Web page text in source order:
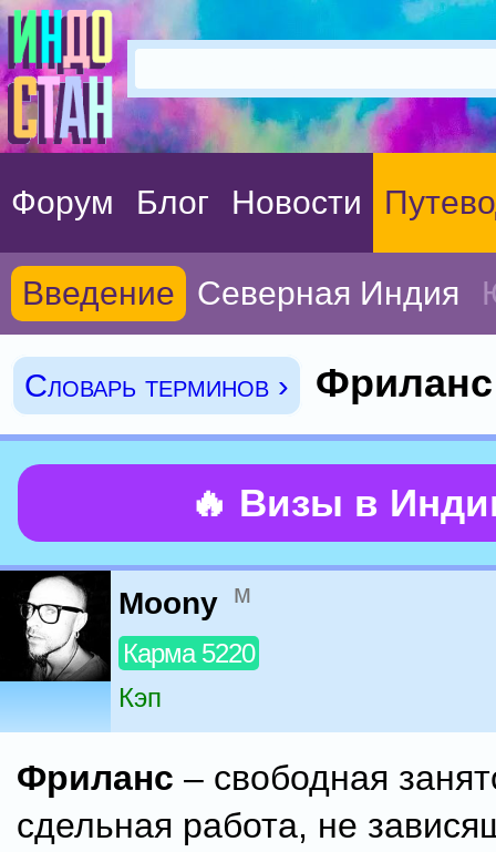
Форум Блог Новости
Введение Северная Индия
Словарь терминов › Фриланс
🔥 Визы в
Moony м
Карма 5220
Кэп
Фриланс – свободная
сдельная работа, не